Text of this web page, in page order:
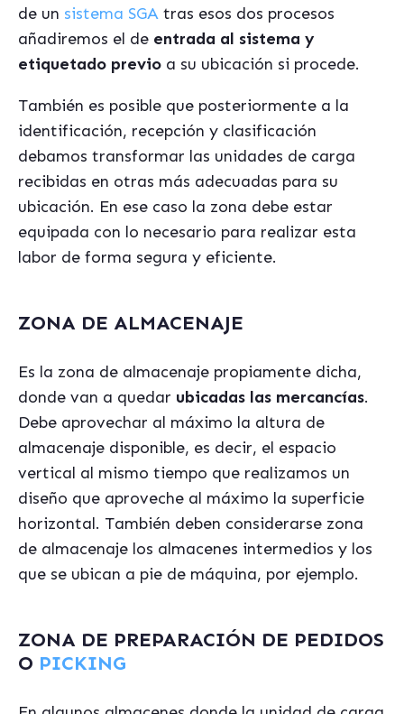
de un sistema SGA tras esos dos procesos
añadiremos el de entrada al sistema y
etiquetado previo a su ubicación si procede.
También es posible que posteriormente a la
identificación, recepción y clasificación
debamos transformar las unidades de carga
recibidas en otras más adecuadas para su
ubicación. En ese caso la zona debe estar
equipada con lo necesario para realizar esta
labor de forma segura y eficiente.
ZONA DE ALMACENAJE
Es la zona de almacenaje propiamente dicha,
donde van a quedar ubicadas las mercancías.
Debe aprovechar al máximo la altura de
almacenaje disponible, es decir, el espacio
vertical al mismo tiempo que realizamos un
diseño que aproveche al máximo la superficie
horizontal. También deben considerarse zona
de almacenaje los almacenes intermedios y los
que se ubican a pie de máquina, por ejemplo.
ZONA DE PREPARACIÓN DE PEDIDOS
O PICKING